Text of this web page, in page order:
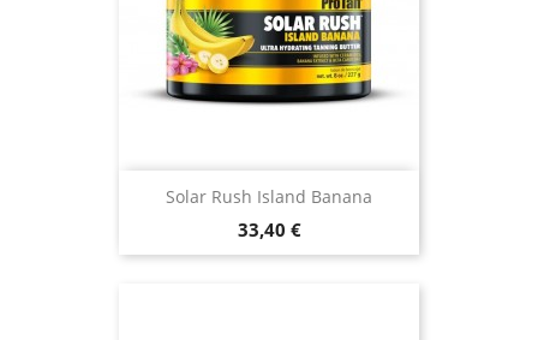
Solar Rush Island Banana
Prix
33,40 €